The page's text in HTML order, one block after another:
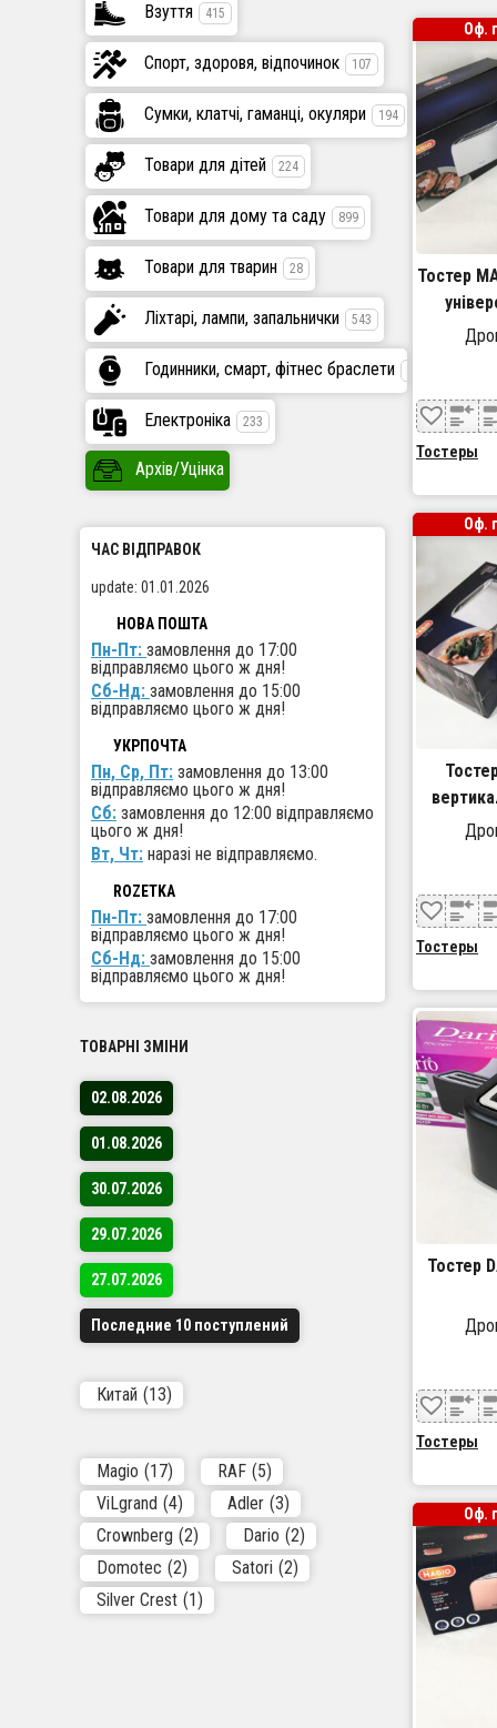
Тостер
тостер
Тостеры
Оф.
тостів,
Тостеры
Оф.
Тостер
Тостеры
Оф.
Взуття 415
Спорт, здоровя, відпочинок 107
Сумки, клатчі, гаманці, окуляри 194
Товари для дітей 224
Товари для дому та саду 899
Товари для тварин 28
Ліхтарі, лампи, запальнички 543
Годинники, смарт, фітнес браслети
Електроніка 233
Архів/Уцінка
ЧАС ВІДПРАВОК
update: 01.01.2026
НОВА ПОШТА
Пн-Пт: замовлення до 17:00
відправляємо цього ж дня!
Сб-Нд: замовлення до 15:00
відправляємо цього ж дня!
УКРПОЧТА
Пн, Ср, Пт: замовлення до 13:00
відправляємо цього ж дня!
Сб: замовлення до 12:00 відправляємо
цього ж дня!
Вт, Чт: наразі не відправляємо.
ROZETKA
Пн-Пт: замовлення до 17:00
відправляємо цього ж дня!
Сб-Нд: замовлення до 15:00
відправляємо цього ж дня!
ТОВАРНІ ЗМІНИ
02.08.2026
01.08.2026
30.07.2026
29.07.2026
27.07.2026
Последние 10 поступлений
Китай (13)
Magio (17) RAF (5)
ViLgrand (4) Adler (3)
Crownberg (2) Dario (2)
Domotec (2) Satori (2)
Silver Crest (1)